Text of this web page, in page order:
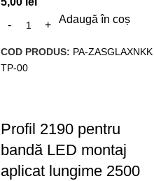
Adaugă în coș
COD PRODUS: PA-ZASGLAXNKK
TP-00
Profil 2190 pentru
bandă LED montaj
aplicat lungime 2500